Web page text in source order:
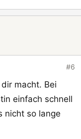
#6
macht. Bei
einfach schnell
nicht so lange